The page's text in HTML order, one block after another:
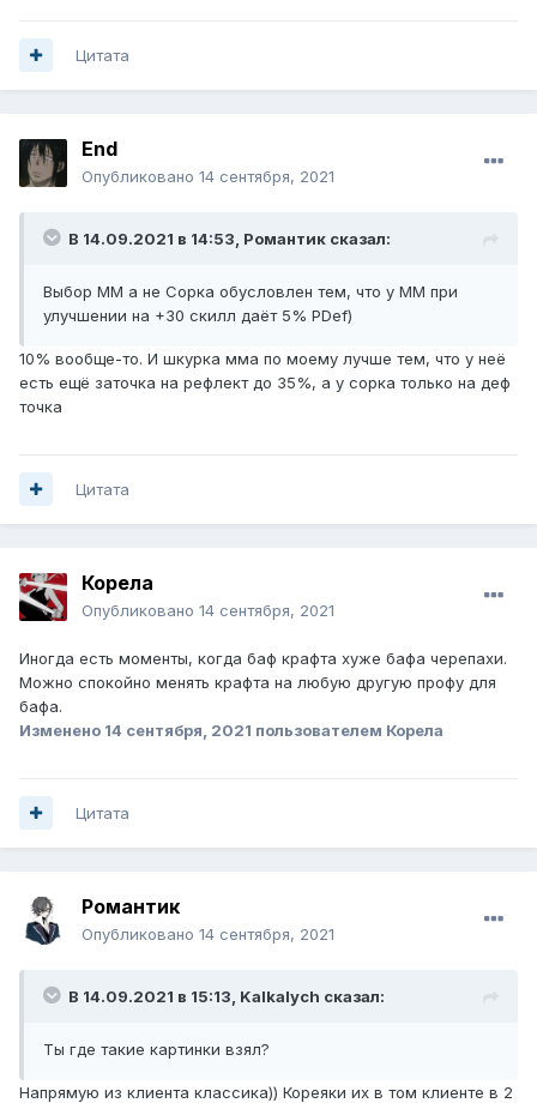
Цитата
Еnd
Опубликовано 14 сентября, 2021
В 14.09.2021 в 14:53, Романтик сказал:
Выбор ММ а не Сорка обусловлен тем, что у ММ при
улучшении на +30 скилл даёт 5% PDef)
10% вообще-то. И шкурка мма по моему лучше тем, что у неё
есть ещё заточка на рефлект до 35%, а у сорка только на деф
точка
Цитата
Корела
Опубликовано 14 сентября, 2021
Иногда есть моменты, когда баф крафта хуже бафа черепахи.
Можно спокойно менять крафта на любую другую профу для
бафа.
Изменено 14 сентября, 2021 пользователем Корела
Цитата
Романтик
Опубликовано 14 сентября, 2021
В 14.09.2021 в 15:13, Kalkalych сказал:
Ты где такие картинки взял?
Напрямую из клиента классика)) Кореяки их в том клиенте в 2